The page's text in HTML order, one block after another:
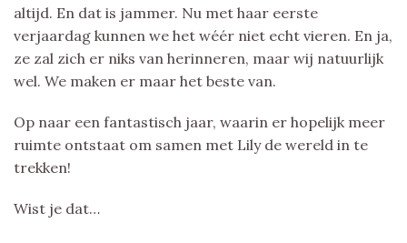
altijd. En dat is jammer. Nu met haar eerste
verjaardag kunnen we het wéér niet echt vieren. En ja,
ze zal zich er niks van herinneren, maar wij natuurlijk
wel. We maken er maar het beste van.
Op naar een fantastisch jaar, waarin er hopelijk meer
ruimte ontstaat om samen met Lily de wereld in te
trekken!
Wist je dat…